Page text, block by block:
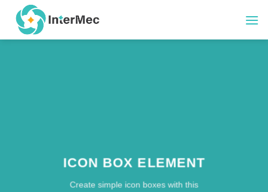
content
ICON BOX ELEMENT
Create simple icon boxes with this